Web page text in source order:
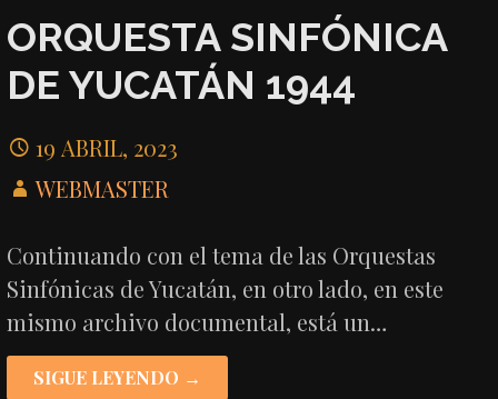
ORQUESTA SINFÓNICA
DE YUCATÁN 1944
19 ABRIL, 2023
WEBMASTER
Continuando con el tema de las Orquestas
Sinfónicas de Yucatán, en otro lado, en este
mismo archivo documental, está un…
SIGUE LEYENDO →